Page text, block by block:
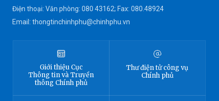
Điện thoại: Văn phòng: 080 43162; Fax: 080.48924
Email: thongtinchinhphu@chinhphu.vn
Giới thiệu Cục
Thông tinvà Truyền
thông Chính phủ
Thư điện tử công vụ
Chính phủ